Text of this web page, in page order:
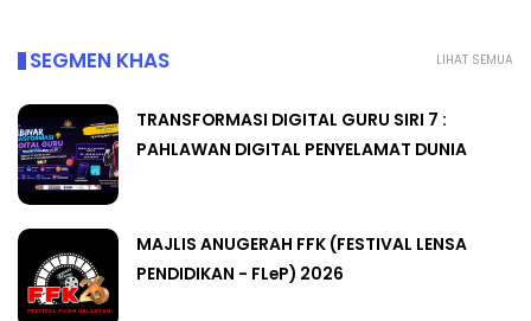
LIHAT SEMUA
SEGMEN KHAS
TRANSFORMASI DIGITAL GURU SIRI 7 :
PAHLAWAN DIGITAL PENYELAMAT DUNIA
MAJLIS ANUGERAH FFK (FESTIVAL LENSA
PENDIDIKAN - FLeP) 2026